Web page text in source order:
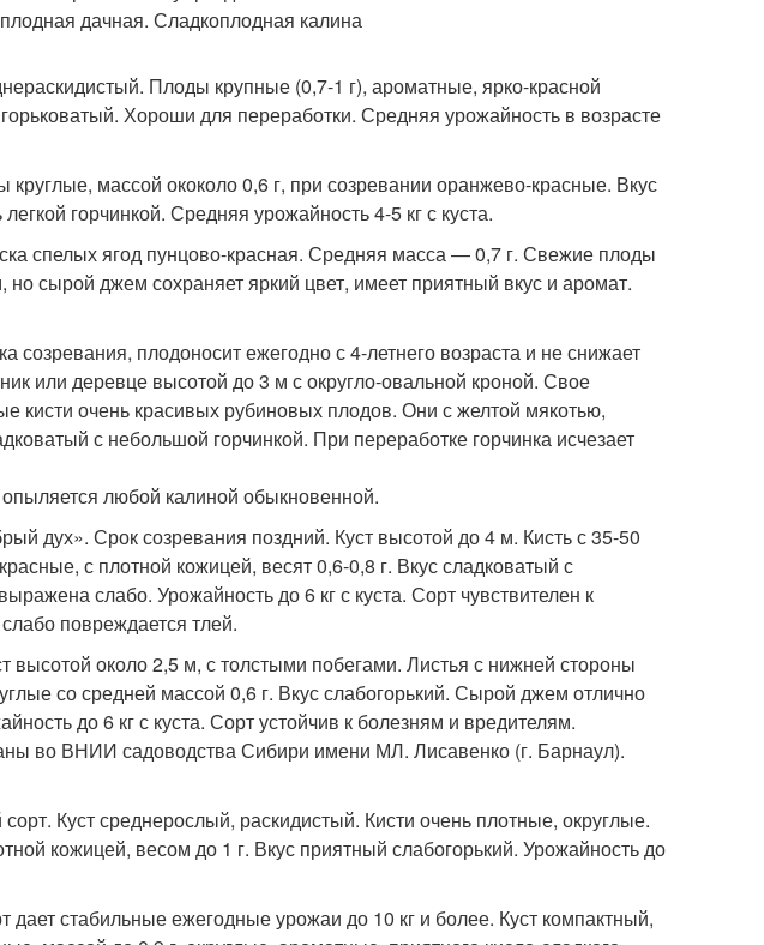
Плоды крупные (0,7-1 г), ароматные, ярко-красной
Хороши для переработки. Средняя урожайность в возрасте
массой ококоло 0,6 г, при созревании оранжево-красные. Вкус
горчинкой. Средняя урожайность 4-5 кг с куста.
спелых ягод пунцово-красная. Средняя масса — 0,7 г. Свежие плоды
сырой джем сохраняет яркий цвет, имеет приятный вкус и аромат.
плодоносит ежегодно с 4-летнего возраста и не снижает
или деревце высотой до 3 м с округло-овальной кроной. Свое
кисти очень красивых рубиновых плодов. Они с желтой мякотью,
с небольшой горчинкой. При переработке горчинка исчезает
любой калиной обыкновенной.
дух». Срок созревания поздний. Куст высотой до 4 м. Кисть с 35-50
с плотной кожицей, весят 0,6-0,8 г. Вкус сладковатый с
слабо. Урожайность до 6 кг с куста. Сорт чувствителен к
повреждается тлей.
около 2,5 м, с толстыми побегами. Листья с нижней стороны
со средней массой 0,6 г. Вкус слабогорький. Сырой джем отлично
до 6 кг с куста. Сорт устойчив к болезням и вредителям.
во ВНИИ садоводства Сибири имени МЛ. Лисавенко (г. Барнаул).
Куст среднерослый, раскидистый. Кисти очень плотные, округлые.
кожицей, весом до 1 г. Вкус приятный слабогорький. Урожайность до
стабильные ежегодные урожаи до 10 кг и более. Куст компактный,